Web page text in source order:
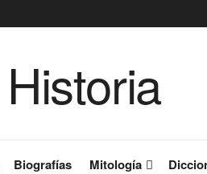
Biografías Mitología